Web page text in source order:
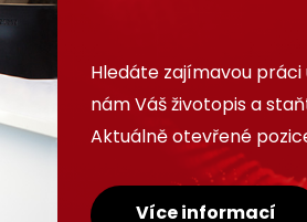
Hledáte zajímavou
nám Váš životopis a
Aktuálně otevřené
Více informací